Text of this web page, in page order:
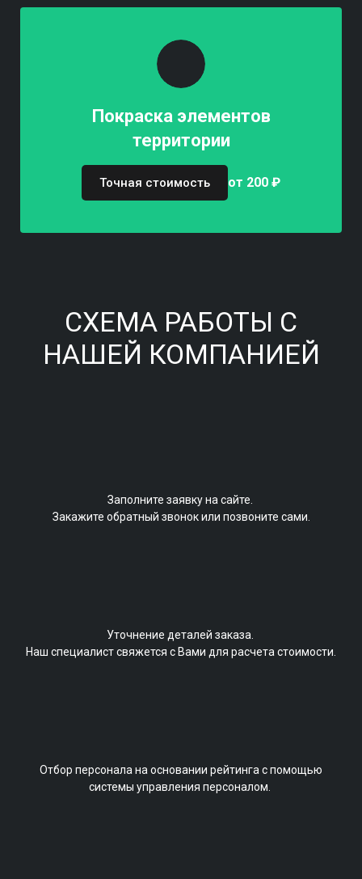
Покраска элементов
территории
Точная стоимость от 200 ₽
СХЕМА РАБОТЫ С
НАШЕЙ КОМПАНИЕЙ
Заполните заявку на сайте.
Закажите обратный звонок или позвоните сами.
Уточнение деталей заказа.
Наш специалист свяжется с Вами для расчета стоимости.
Отбор персонала на основании рейтинга с помощью
системы управления персоналом.